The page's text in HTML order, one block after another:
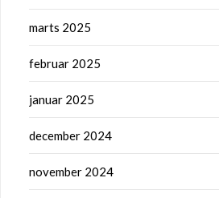
marts 2025
februar 2025
januar 2025
december 2024
november 2024